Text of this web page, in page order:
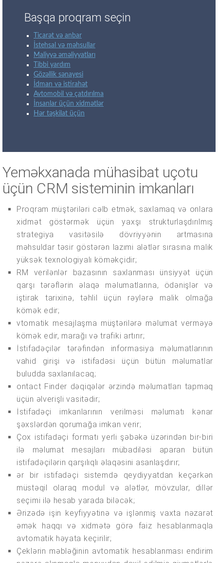
Başqa proqram seçin
Ticarət və anbar
İstehsal və məhsullar
Maliyyə əməliyyatları
Tibbi yardım
Gözəllik sənayesi
İdman və istirahət
Avtomobil və çatdırılma
İnsanlar üçün xidmətlər
Hər təşkilat üçün
Yeməkxanada mühasibat uçotu
üçün CRM sisteminin imkanları
Proqram müştəriləri cəlb etmək, saxlamaq və onlara
xidmət göstərmək üçün yaxşı strukturlaşdırılmış
strategiya vasitəsilə dövriyyənin artmasına
məhsuldar təsir göstərən lazımi alətlər sırasına malik
yüksək texnologiyalı köməkçidir;
RM verilənlər bazasının saxlanması ünsiyyət üçün
qarşı tərəflərin əlaqə məlumatlarına, ödənişlər və
iştirak tarixinə, təhlil üçün rəylərə malik olmağa
kömək edir;
vtomatik mesajlaşma müştərilərə məlumat verməyə
kömək edir, marağı və trafiki artırır;
İstifadəçilər tərəfindən informasiya məlumatlarının
vahid girişi və istifadəsi üçün bütün məlumatlar
buludda saxlanılacaq;
ontact Finder dəqiqələr ərzində məlumatları tapmaq
üçün əlverişli vasitədir;
İstifadəçi imkanlarının verilməsi məlumatı kənar
şəxslərdən qorumağa imkan verir;
Çox istifadəçi formatı yerli şəbəkə üzərindən bir-biri
ilə məlumat mesajları mübadiləsi aparan bütün
istifadəçilərin qarşılıqlı əlaqəsini asanlaşdırır;
ər bir istifadəçi sistemdə qeydiyyatdan keçərkən
müstəqil olaraq modul və alətlər, mövzular, dillər
seçimi ilə hesab yarada biləcək;
Ərizədə işin keyfiyyətinə və işlənmiş vaxta nəzarət
əmək haqqı və xidmətə görə faiz hesablanmaqla
avtomatik həyata keçirilir;
Çeklərin məbləğinin avtomatik hesablanması endirim